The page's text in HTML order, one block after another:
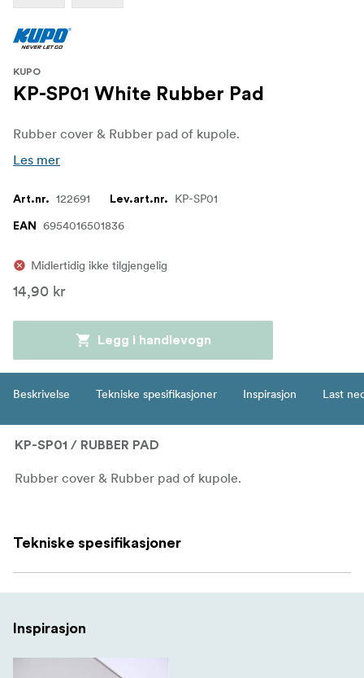
KUPO
KP-SP01 White Rubber Pad
Rubber cover & Rubber pad of kupole.
Les mer
Art.nr. 122691 Lev.art.nr. KP-SP01
EAN 6954016501836
Midlertidig ikke tilgjengelig
14,90 kr
Legg i handlevogn
Beskrivelse Tekniske spesifikasjoner Inspirasjon Last
KP-SP01 / RUBBER PAD
Rubber cover & Rubber pad of kupole.
Tekniske spesifikasjoner
Inspirasjon